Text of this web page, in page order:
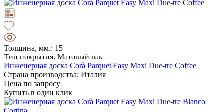
Толщина, мм.: 15
Тип покрытия: Матовый лак
Инженерная доска Corà Parquet Easy Maxi Due-tre Coffee
Страна производства: Италия
Цена по запросу
Купить в один клик